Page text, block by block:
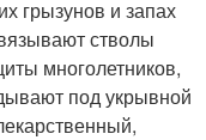
грызунов и запах
стволы
многолетников,
под укрывной